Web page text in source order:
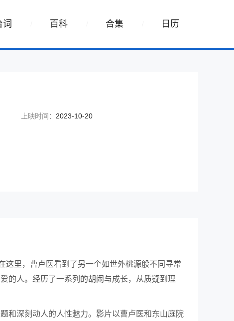
词 百科 合集 日历
上映时间： 2023-10-20
这里，曹卢医看到了另一个如世外桃源般不同寻常
的人。经历了一系列的胡闹与成长，从质疑到理
和深刻动人的人性魅力。影片以曹卢医和东山庭院